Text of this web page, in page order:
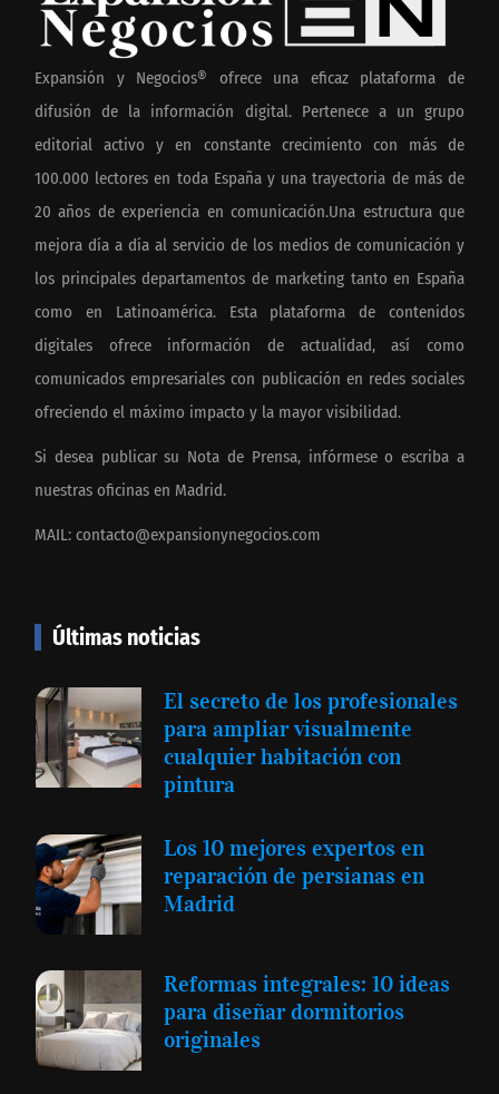
Expansión y Negocios® ofrece una eficaz plataforma de
difusión de la información digital. Pertenece a un grupo
editorial activo y en constante crecimiento con más de
100.000 lectores en toda España y una trayectoria de más de
20 años de experiencia en comunicación.Una estructura que
mejora día a día al servicio de los medios de comunicación y
los principales departamentos de marketing tanto en España
como en Latinoamérica. Esta plataforma de contenidos
digitales ofrece información de actualidad, así como
comunicados empresariales con publicación en redes sociales
ofreciendo el máximo impacto y la mayor visibilidad.
Si desea publicar su Nota de Prensa, infórmese o escriba a
nuestras oficinas en Madrid.
MAIL: contacto@expansionynegocios.com
Últimas noticias
El secreto de los profesionales
para ampliar visualmente
cualquier habitación con
pintura
Los 10 mejores expertos en
reparación de persianas en
Madrid
Reformas integrales: 10 ideas
para diseñar dormitorios
originales